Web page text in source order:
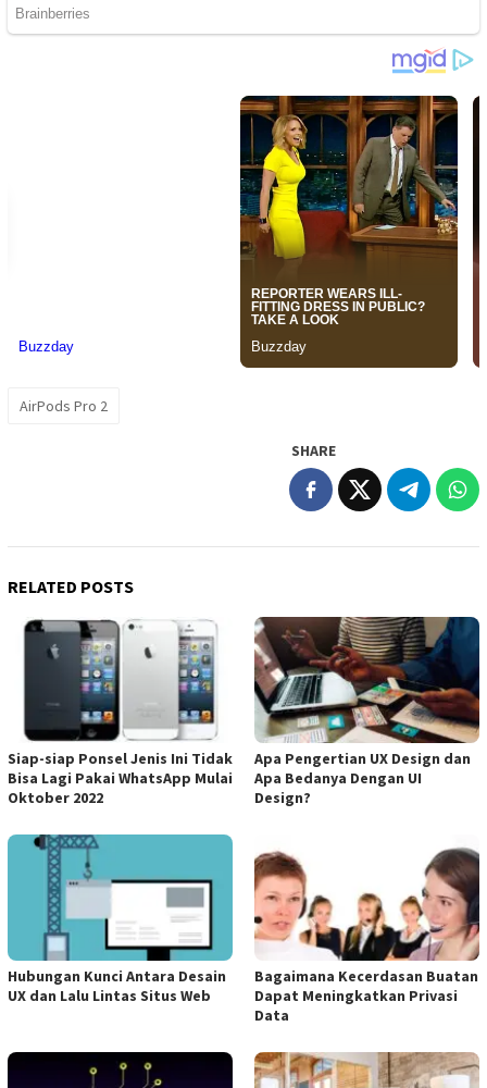
AirPods Pro 2
SHARE
RELATED POSTS
Siap-siap Ponsel Jenis Ini Tidak
Bisa Lagi Pakai WhatsApp Mulai
Oktober 2022
Apa Pengertian UX Design dan
Apa Bedanya Dengan UI
Design?
Hubungan Kunci Antara Desain
UX dan Lalu Lintas Situs Web
Bagaimana Kecerdasan Buatan
Dapat Meningkatkan Privasi
Data